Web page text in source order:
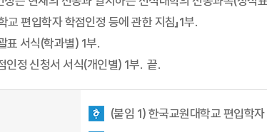
교 편입학자 학점인정 등에 관한 지침」1부.
서식(학과별) 1부.
정 신청서 서식(개인별) 1부. 끝.
(붙임 1) 한국교원대학교 편입학